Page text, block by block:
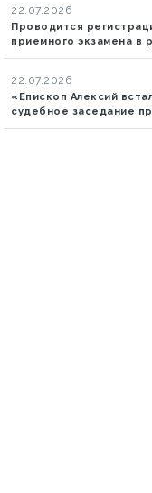
22.07.2026
Проводится
приемного экзамена в
22.07.2026
«Епископ Алексий
судебное заседание